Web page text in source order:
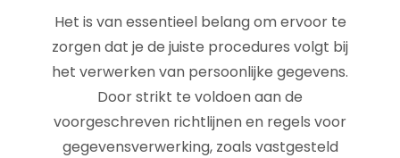
Het is van essentieel belang om ervoor te
zorgen dat je de juiste procedures volgt bij
het verwerken van persoonlijke gegevens.
Door strikt te voldoen aan de
voorgeschreven richtlijnen en regels voor
gegevensverwerking, zoals vastgesteld